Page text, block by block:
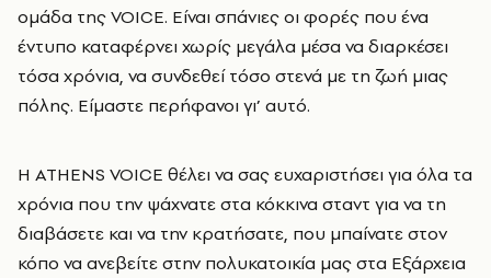
ομάδα της VOICE. Είναι σπάνιες οι φορές που ένα
έντυπο καταφέρνει χωρίς μεγάλα μέσα να διαρκέσει
τόσα χρόνια, να συνδεθεί τόσο στενά με τη ζωή μιας
πόλης. Είμαστε περήφανοι γι’ αυτό.
H ATHENS VOICE θέλει να σας ευχαριστήσει για όλα τα
χρόνια που την ψάχνατε στα κόκκινα σταντ για να τη
διαβάσετε και να την κρατήσατε, που μπαίνατε στον
κόπο να ανεβείτε στην πολυκατοικία μας στα Εξάρχεια